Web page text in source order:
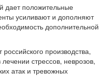
дает положительные
усиливают и дополняют
дополнительной
производства,
стрессов, неврозов,
атак и тревожных